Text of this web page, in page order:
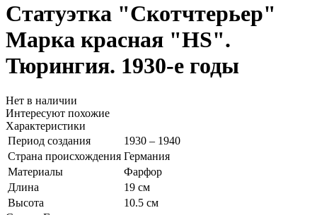
Статуэтка "Скотчтерьер"
Марка красная "HS".
Тюрингия. 1930-е годы
Нет в наличии
Интересуют похожие
Характеристики
Период создания
1930 – 1940
Страна происхождения Германия
Материалы
Фарфор
Длина
19 см
Высота
10.5 см